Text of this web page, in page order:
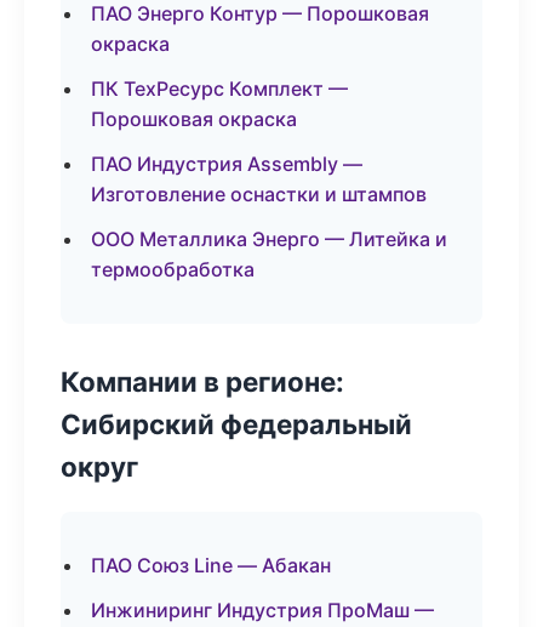
ПАО Энерго Контур — Порошковая
окраска
ПК ТехРесурс Комплект —
Порошковая окраска
ПАО Индустрия Assembly —
Изготовление оснастки и штампов
ООО Металлика Энерго — Литейка и
термообработка
Компании в регионе:
Сибирский федеральный
округ
ПАО Союз Line — Абакан
Инжиниринг Индустрия ПроМаш —